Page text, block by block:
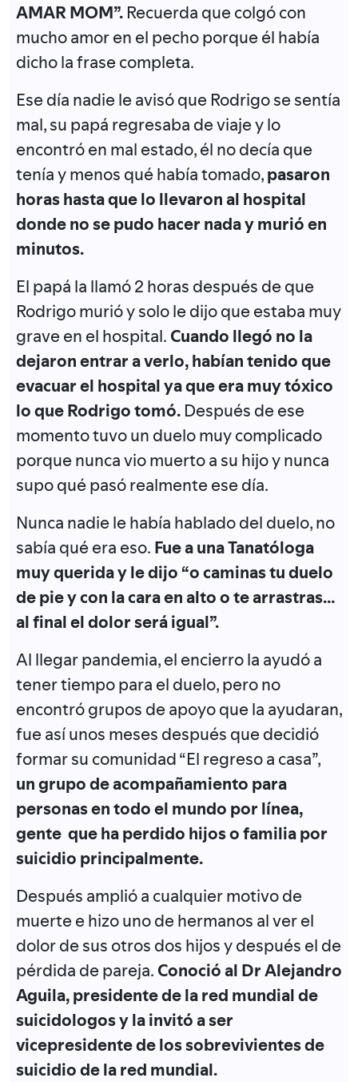
AMAR MOM”. Recuerda que colgó con
mucho amor en el pecho porque él había
dicho la frase completa.
Ese día nadie le avisó que Rodrigo se sentía
mal, su papá regresaba de viaje y lo
encontró en mal estado, él no decía que
tenía y menos qué había tomado,pasaron
horas hasta que lo llevaron al hospital
donde no se pudo hacer nada y murió en
minutos.
El papá la llamó 2 horas después de que
Rodrigo murió y solo le dijo que estaba muy
grave en el hospital.Cuando llegó no la
dejaron entrar a verlo, habían tenido que
evacuar el hospital ya que era muy tóxico
lo que Rodrigo tomó. Después de ese
momento tuvo un duelo muy complicado
porque nunca vio muerto a su hijo y nunca
supo qué pasó realmente ese día.
Nunca nadie le había hablado del duelo, no
sabía qué era eso. Fue a una Tanatóloga
muy querida y le dijo “o caminas tu duelo
de pie y con la cara en alto o te arrastras…
al final el dolor será igual”.
Al llegar pandemia, el encierro la ayudó a
tener tiempo para el duelo, pero no
encontró grupos de apoyo que la ayudaran,
fue así unos meses después que decidió
formar su comunidad “El regreso a casa”,
un grupo de acompañamiento para
personas en todo el mundo por línea,
gente que ha perdido hijos o familia por
suicidio principalmente.
Después amplió a cualquier motivo de
muerte e hizo uno de hermanos al ver el
dolor de sus otros dos hijos y después el de
pérdida de pareja.Conoció al Dr Alejandro
Aguila, presidente de la red mundial de
suicidologos y la invitó a ser
vicepresidente de los sobrevivientes de
suicidio de la red mundial.